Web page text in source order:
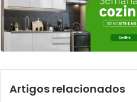
Artigos relacionados